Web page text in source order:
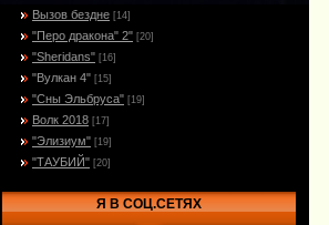
Вызов бездне [14]
"Перо дракона" 2" [20]
"Sheridans" [16]
"Вулкан 4" [15]
"Сны Эльбруса" [19]
Волк 2018 [17]
"Элизиум" [19]
"ТАУБИЙ" [20]
Я В СОЦ.СЕТЯХ